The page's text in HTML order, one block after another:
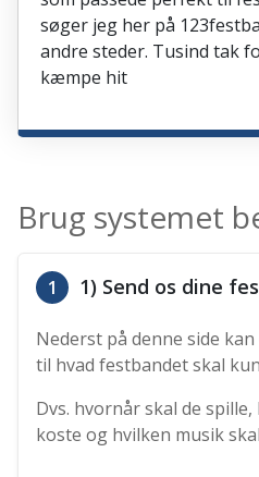
søger jeg her på
andre steder. Tusind tak
kæmpe hit
Brug systemet
1 1) Send os dine
Nederst på denne side
til hvad festbandet skal
Dvs. hvornår skal de
koste og hvilken musik